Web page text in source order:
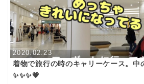
2020.02.23
着物で旅行の時のキャリーケース。中
✨✨✨💗